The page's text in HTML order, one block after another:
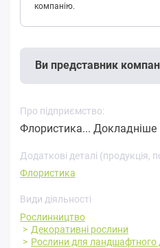
компанію.
Ви представник
Про підприємство:
Флористика... Докладніше
Додаткові деталі (продукція,
Флористика
Види діяльності
Рослинництво
Декоративні рослини
Рослини для ландшафтного